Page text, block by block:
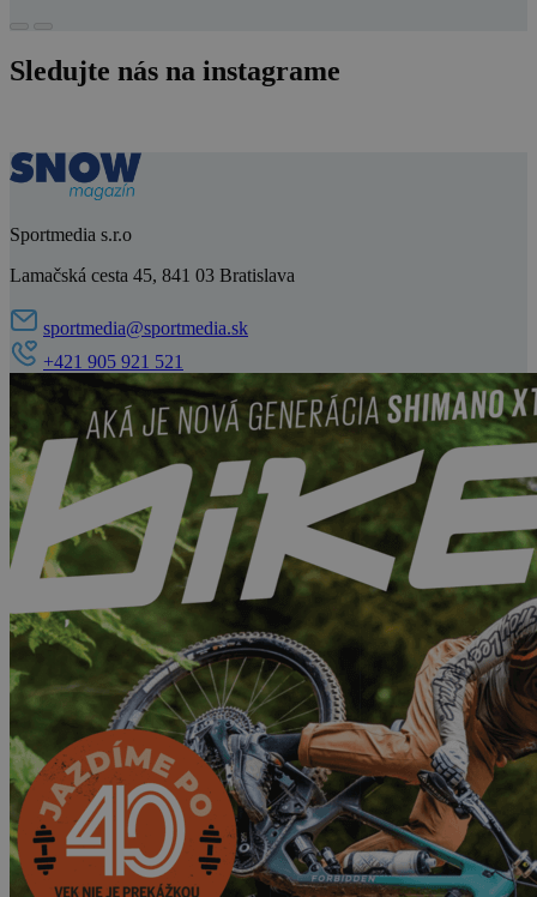
Sledujte nás na instagrame
Sportmedia s.r.o
Lamačská cesta 45, 841 03 Bratislava
sportmedia@sportmedia.sk
+421 905 921 521